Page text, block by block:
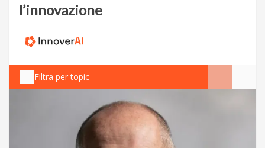
l’innovazione
Filtra per topic